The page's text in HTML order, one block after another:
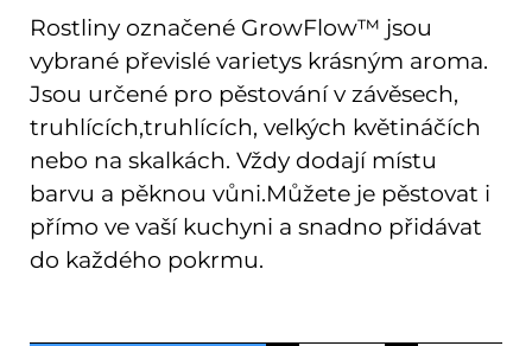
Rostliny označené GrowFlow™ jsou
vybrané převislé varietys krásným aroma.
Jsou určené pro pěstování v závěsech,
truhlících,truhlících, velkých květináčích
nebo na skalkách. Vždy dodají místu
barvu a pěknou vůni.Můžete je pěstovat i
přímo ve vaší kuchyni a snadno přidávat
do každého pokrmu.